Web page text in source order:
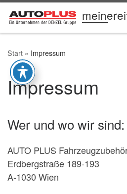
Zum Inhalt springen
Start » Impressum
Impressum
Wer und wo wir sind:
AUTO PLUS
Erdbergstraße 189-193
A-1030 Wien